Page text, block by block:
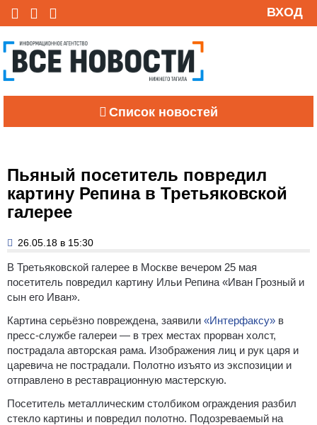
ВХОД
Список новостей
Пьяный посетитель повредил
картину Репина в Третьяковской
галерее
26.05.18 в 15:30
В Третьяковской галерее в Москве вечером 25 мая
посетитель повредил картину Ильи Репина «Иван Грозный и
сын его Иван».
Картина серьёзно повреждена, заявили «Интерфаксу» в
пресс-службе галереи — в трех местах прорван холст,
пострадала авторская рама. Изображения лиц и рук царя и
царевича не пострадали. Полотно изъято из экспозиции и
отправлено в реставрационную мастерскую.
Посетитель металлическим столбиком ограждения разбил
стекло картины и повредил полотно. Подозреваемый на